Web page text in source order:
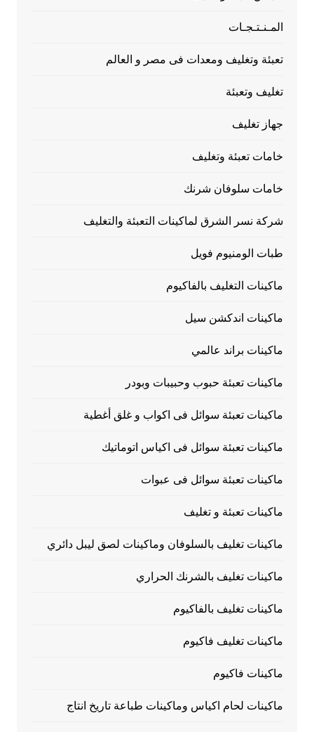
المـنـتـجـات
تعبئة وتغليف ومعدات فى مصر و العالم
تغليف وتعبئة
جهاز تغليف
خامات تعبئة وتغليف
خامات سلوفان شرنك
شركة نسر الشرق لماكينات التعبئة والتغليف
طبات الومنيوم فويل
ماكينات التغليف بالفاكيوم
ماكينات اندكشن سيل
ماكينات براند عالمي
ماكينات تعبئة حبوب وحبيبات وبودر
ماكينات تعبئة سوائل فى اكواب و غلق أغطية
ماكينات تعبئة سوائل فى اكياس اتوماتيك
ماكينات تعبئة سوائل فى عبوات
ماكينات تعبئة و تغليف
ماكينات تغليف بالسلوفان وماكينات لصق ليبل دائري
ماكينات تغليف بالشرنك الحراري
ماكينات تغليف بالفاكيوم
ماكينات تغليف فاكيوم
ماكينات فاكيوم
ماكينات لحام اكياس وماكينات طباعة تاريخ انتاج